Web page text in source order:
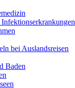
bei Auslandsreisen
Baden